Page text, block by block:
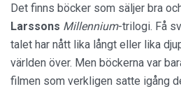
Det finns böcker som säljer bra
Larssons Millennium-trilogi. Få
talet har nått lika långt eller lika
världen över. Men böckerna var
filmen som verkligen satte igång